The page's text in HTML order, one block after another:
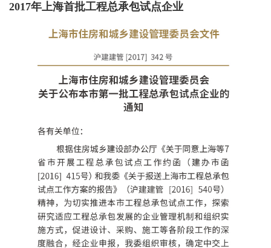
2017年上海首批工程总承包试点企业